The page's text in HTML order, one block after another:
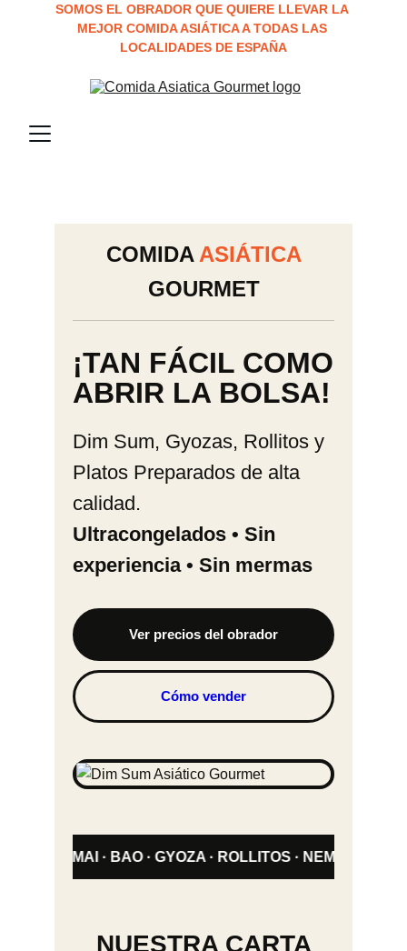
SOMOS EL OBRADOR QUE QUIERE LLEVAR LA
MEJOR COMIDA ASIÁTICA A TODAS LAS
LOCALIDADES DE ESPAÑA